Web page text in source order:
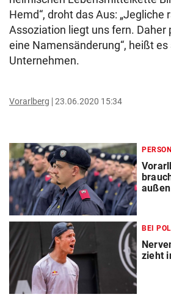
Hemd“, droht das Aus: „Jegliche
Assoziation liegt uns fern. Daher
eine Namensänderung“, heißt es
Unternehmen.
Vorarlberg 23.06.2020 15:34
außen
BEI
zieht